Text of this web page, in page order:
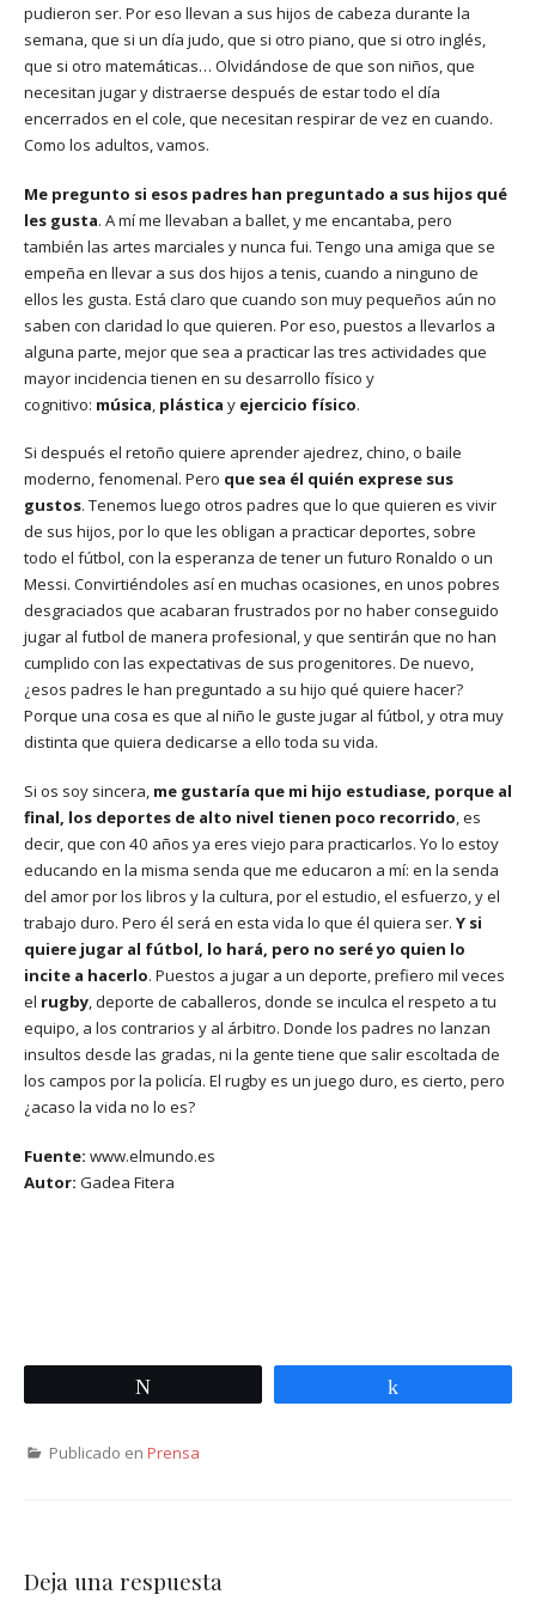
pudieron ser. Por eso llevan a sus hijos de cabeza durante la
semana, que si un día judo, que si otro piano, que si otro inglés,
que si otro matemáticas… Olvidándose de que son niños, que
necesitan jugar y distraerse después de estar todo el día
encerrados en el cole, que necesitan respirar de vez en cuando.
Como los adultos, vamos.
Me pregunto si esos padres han preguntado a sus hijos qué
les gusta. A mí me llevaban a ballet, y me encantaba, pero
también las artes marciales y nunca fui. Tengo una amiga que se
empeña en llevar a sus dos hijos a tenis, cuando a ninguno de
ellos les gusta. Está claro que cuando son muy pequeños aún no
saben con claridad lo que quieren. Por eso, puestos a llevarlos a
alguna parte, mejor que sea a practicar las tres actividades que
mayor incidencia tienen en su desarrollo físico y
cognitivo: música, plástica y ejercicio físico.
Si después el retoño quiere aprender ajedrez, chino, o baile
moderno, fenomenal. Pero que sea él quién exprese sus
gustos. Tenemos luego otros padres que lo que quieren es vivir
de sus hijos, por lo que les obligan a practicar deportes, sobre
todo el fútbol, con la esperanza de tener un futuro Ronaldo o un
Messi. Convirtiéndoles así en muchas ocasiones, en unos pobres
desgraciados que acabaran frustrados por no haber conseguido
jugar al futbol de manera profesional, y que sentirán que no han
cumplido con las expectativas de sus progenitores. De nuevo,
¿esos padres le han preguntado a su hijo qué quiere hacer?
Porque una cosa es que al niño le guste jugar al fútbol, y otra muy
distinta que quiera dedicarse a ello toda su vida.
Si os soy sincera, me gustaría que mi hijo estudiase, porque al
final, los deportes de alto nivel tienen poco recorrido, es
decir, que con 40 años ya eres viejo para practicarlos. Yo lo estoy
educando en la misma senda que me educaron a mí: en la senda
del amor por los libros y la cultura, por el estudio, el esfuerzo, y el
trabajo duro. Pero él será en esta vida lo que él quiera ser. Y si
quiere jugar al fútbol, lo hará, pero no seré yo quien lo
incite a hacerlo. Puestos a jugar a un deporte, prefiero mil veces
el rugby, deporte de caballeros, donde se inculca el respeto a tu
equipo, a los contrarios y al árbitro. Donde los padres no lanzan
insultos desde las gradas, ni la gente tiene que salir escoltada de
los campos por la policía. El rugby es un juego duro, es cierto, pero
¿acaso la vida no lo es?
Fuente: www.elmundo.es
Autor: Gadea Fitera
Publicado en Prensa
Deja una respuesta